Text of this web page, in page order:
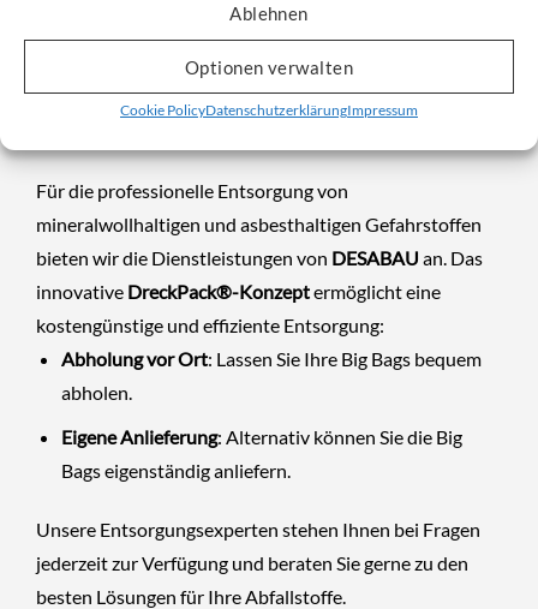
Ablehnen
Optionen verwalten
Cookie PolicyDatenschutzerklärungImpressum
Staubablagerungen auf empfindlichen elektronischen
Bauteilen.
Für die professionelle Entsorgung von
mineralwollhaltigen und asbesthaltigen Gefahrstoffen
bieten wir die Dienstleistungen von DESABAU an. Das
innovative DreckPack®-Konzeptermöglicht eine
kostengünstige und effiziente Entsorgung:
Abholung vor Ort: Lassen Sie Ihre Big Bags bequem
abholen.
Eigene Anlieferung: Alternativ können Sie die Big
Bags eigenständig anliefern.
Unsere Entsorgungsexperten stehen Ihnen bei Fragen
jederzeit zur Verfügung und beraten Sie gerne zu den
besten Lösungen für Ihre Abfallstoffe.